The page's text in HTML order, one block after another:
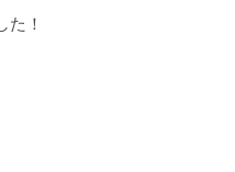
た！